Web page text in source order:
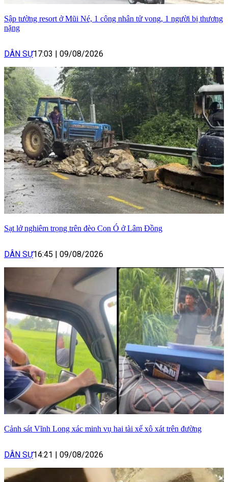
Sập tường resort ở Mũi Né, 1 công nhân tử vong, 1 người bị thương
nặng
DÂN SỰ17:03 09/08/2026
Sạt lở nghiêm trọng trên đèo Con Ó ở Lâm Đồng
DÂN SỰ16:45 09/08/2026
Cảnh sát Vĩnh Long xác minh vụ hai tài xế xô xát trên đường
DÂN SỰ14:21 09/08/2026